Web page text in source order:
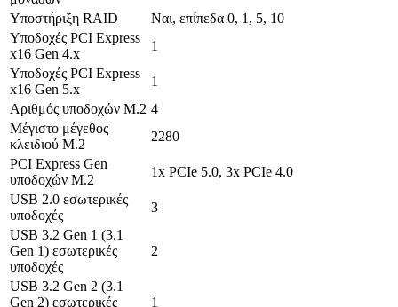
Υποστήριξη RAID
Ναι, επίπεδα 0, 1, 5, 10
Υποδοχές PCI Express
x16 Gen 4.x
1
Υποδοχές PCI Express
x16 Gen 5.x
1
Αριθμός υποδοχών M.2 4
Μέγιστο μέγεθος
κλειδιού M.2
2280
PCI Express Gen
υποδοχών M.2
1x PCIe 5.0, 3x PCIe 4.0
USB 2.0 εσωτερικές
υποδοχές
3
USB 3.2 Gen 1 (3.1
Gen 1) εσωτερικές
υποδοχές
2
USB 3.2 Gen 2 (3.1
Gen 2) εσωτερικές
1